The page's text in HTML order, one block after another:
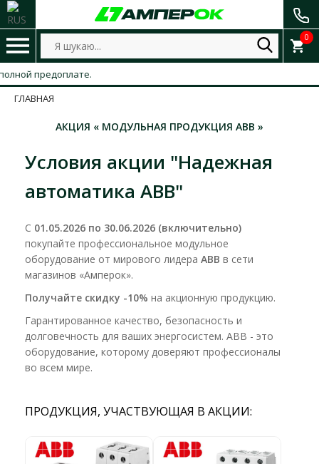
0
предоплате.
ГЛАВНАЯ
АКЦИЯ « МОДУЛЬНАЯ ПРОДУКЦИЯ ABB »
Условия акции "Надежная
автоматика ABB"
С 01.05.2026 по 30.06.2026 (включительно)
покупайте профессиональное модульное
оборудование от мирового лидера ABB в сети
магазинов «Амперок».
Получайте скидку -10% на акционную продукцию.
Гарантированное качество, безопасность и
долговечность для ваших энергосистем. ABB - это
оборудование, которому доверяют профессионалы
во всем мире.
ПРОДУКЦИЯ, УЧАСТВУЮЩАЯ В АКЦИИ: